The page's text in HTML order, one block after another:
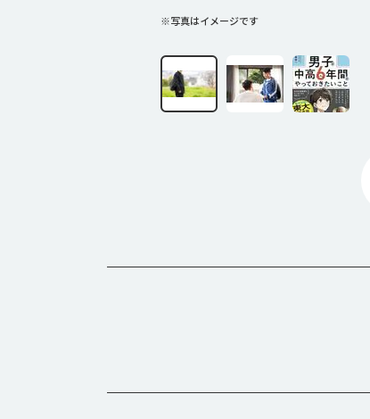
※写真はイメージです